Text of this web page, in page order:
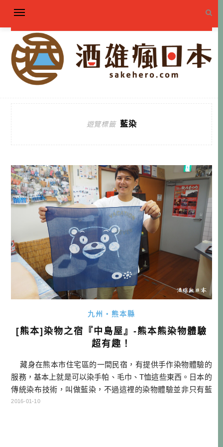
遊覽標籤 藍染
九州・熊本縣
[熊本]染物之宿『中島屋』-熊本熊染物體驗
超有趣！
藏身在熊本市住宅區的一間民宿，有提供手作染物體驗的
服務，基本上就是可以染手帕、毛巾、T恤這些東西。日本的
傳統染布技術，叫做藍染，不過這裡的染物體驗並非只有藍
色，還有其他很多顏色可以選擇。這邊的染物不是那種很傳
2016-01-10